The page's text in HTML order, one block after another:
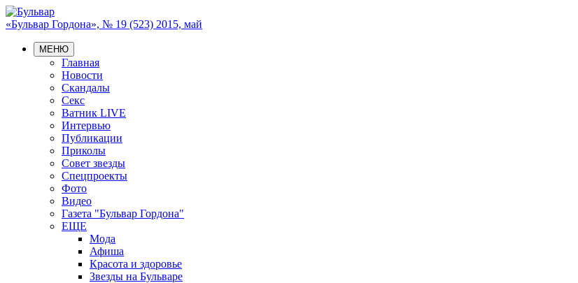
«Бульвар Гордона», № 19 (523) 2015, май
МЕНЮ
Главная
Новости
Скандалы
Секс
Ватник LIVE
Интервью
Публикации
Приколы
Совет звезды
Спецпроекты
Фото
Видео
Газета "Бульвар Гордона"
ЕЩЕ
Мода
Афиша
Красота и здоровье
Звезды на Бульваре